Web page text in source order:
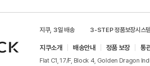
지쿠, 3일 배송 3-STEP 정품보장시스
지쿠소개 배송안내 정품 보장 통
Flat C1, 17/F, Block 4, Golden Dragon